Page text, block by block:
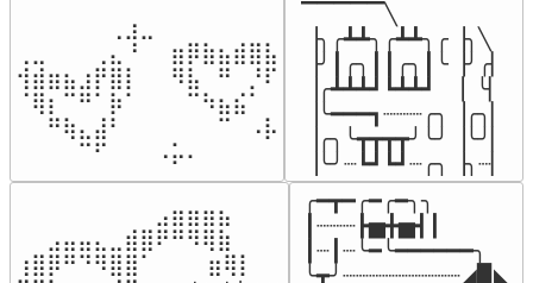
⠀⠀⠀⠀⠀⠀⢀⣰⣀⠀⠀⠀⠀⠀⠀⠀⠀
⢀⣀⠀⠀⠀⢀⣄⠘⠀⠀⣶⡿⣷⣦⣾⣿⣧
⢺⣾⣶⣦⣰⡟⣿⡇⠀⠀⠻⣧⠀⠛⠀⡘⠏
⠈⢿⡆⠉⠛⠁⡷⠁⠀⠀⠀⠉⠳⣦⣮⠁⠀
⠀⠀⠛⢷⣄⣼⠃⠀⠀⠀⠀⠀⠀⠉⠀⠠⡧
⠀⠀⠀⠀⠉⠋⠀⠀⠀⠠⡥⠄⠀⠀⠀⠀⠀
▔▔▔▔▔╲
▕╮╭┻┻╮╭┻┻╮╭▕╮╲
▕╯┃╭╮┃┃╭╮┃╰▕╯╭▏
▕╭┻┻┻┛┗┻┻┛  ▕  ╰▏
▕╰━━━┓┈┈┈╭╮▕╭╮▏
▕╭╮╰┳┳┳┳╯╰╯▕╰╯▏
▕╰╯┈┗┛┗┛┈╭╮▕╮┈▏
⠀⠀⠀⠀⠀⠀⠀⠀⠀⣠⣶⣶⣶⣦⠀⠀
⠀⠀⣠⣤⣤⣄⣀⣾⣿⠟⠛⠻⢿⣷⠀
⢰⣿⡿⠛⠙⠻⣿⣿⠁⠀⠀ ⠀⣶⢿⡇
╭━┳━╭━╭━╮╮
┃┈┈┈┣▅╋▅┫┃
┃┈┃┈╰━╰━━━━━━╮
╰┳╯┈┈┈┈┈┈┈┈┈◢▉◣